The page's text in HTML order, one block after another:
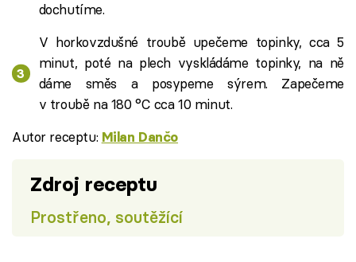
dochutíme.
V horkovzdušné troubě upečeme topinky, cca 5
minut, poté na plech vyskládáme topinky, na ně
dáme směs a posypeme sýrem. Zapečeme
v troubě na 180 °C cca 10 minut.
Autor receptu: Milan Dančo
Zdroj receptu
Prostřeno, soutěžící